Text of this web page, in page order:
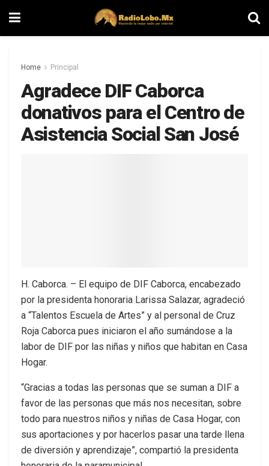
Home Principal
Agradece DIF Caborca
donativos para el Centro de
Asistencia Social San José
H. Caborca. – El equipo de DIF Caborca, encabezado
por la presidenta honoraria Larissa Salazar, agradeció
a “Talentos Escuela de Artes” y al personal de Cruz
Roja Caborca pues iniciaron el año sumándose a la
labor de DIF por las niñas y niños que habitan en Casa
Hogar.
“Gracias a todas las personas que se suman a DIF a
favor de las personas que más nos necesitan, sobre
todo para nuestros niños y niñas de Casa Hogar, con
sus aportaciones y por hacerlos pasar una tarde llena
de diversión y aprendizaje”, compartió la presidenta